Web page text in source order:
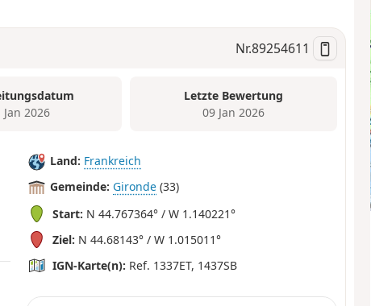
Nr.89254611
Jan 2026
Letzte Bewertung
09 Jan 2026
Land: Frankreich
Gemeinde: Gironde (33)
Start: N 44.767364° / W 1.140221°
Ziel: N 44.68143° / W 1.015011°
IGN-Karte(n): Ref. 1337ET, 1437SB